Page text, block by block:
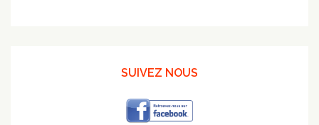
SUIVEZ NOUS